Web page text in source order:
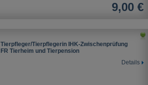
9,00 €
Tierpfleger/Tierpflegerin IHK-Zwischenprüfung
FR Tierheim und Tierpension
Details